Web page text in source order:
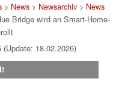
> News> Newsarchiv> News
Bridge wird an Smart-Home-
18.02.2026)